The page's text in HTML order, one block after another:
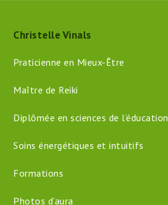
Christelle Vinals
Praticienne en Mieux-Être
Maître de Reiki
Diplômée en sciences de l’éducation
Soins énergétiques et intuitifs
Formations
Photos d’aura